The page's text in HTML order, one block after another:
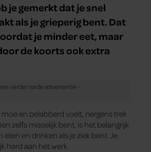
je gemerkt dat je snel
als je grieperig bent. Dat
je minder eet, maar
de koorts ook extra
en belabberd voelt, nergens trek
zelfs misselijk bent, is het belangrijk
eten en drinken als je ziek bent. Je
hard aan het werk.